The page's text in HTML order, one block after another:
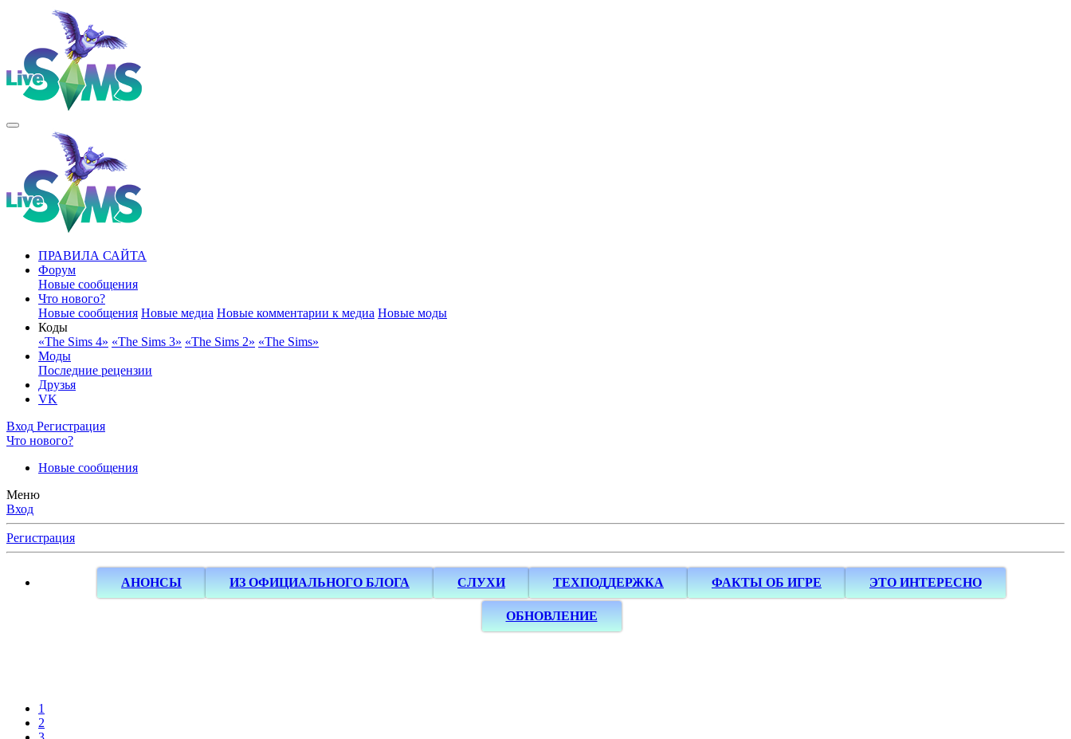
ПРАВИЛА САЙТА
Форум
Новые сообщения
Что нового?
Новые сообщения Новые медиа Новые комментарии к медиа Новые моды
Коды
«The Sims 4» «The Sims 3» «The Sims 2» «The Sims»
Моды
Последние рецензии
Друзья
VK
Вход Регистрация
Что нового?
Новые сообщения
Меню
Вход
Регистрация
АНОНСЫ ИЗ ОФИЦИАЛЬНОГО БЛОГА СЛУХИ ТЕХПОДДЕРЖКА ФАКТЫ ОБ ИГРЕ ЭТО ИНТЕРЕСНО
ОБНОВЛЕНИЕ
1
2